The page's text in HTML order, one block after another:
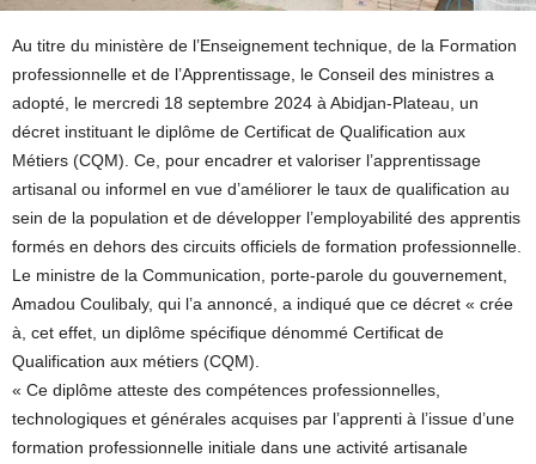
Au titre du ministère de l’Enseignement technique, de la Formation
professionnelle et de l’Apprentissage, le Conseil des ministres a
adopté, le mercredi 18 septembre 2024 à Abidjan-Plateau, un
décret instituant le diplôme de Certificat de Qualification aux
Métiers (CQM). Ce, pour encadrer et valoriser l’apprentissage
artisanal ou informel en vue d’améliorer le taux de qualification au
sein de la population et de développer l’employabilité des apprentis
formés en dehors des circuits officiels de formation professionnelle.
Le ministre de la Communication, porte-parole du gouvernement,
Amadou Coulibaly, qui l’a annoncé, a indiqué que ce décret « crée
à, cet effet, un diplôme spécifique dénommé Certificat de
Qualification aux métiers (CQM).
« Ce diplôme atteste des compétences professionnelles,
technologiques et générales acquises par l’apprenti à l’issue d’une
formation professionnelle initiale dans une activité artisanale